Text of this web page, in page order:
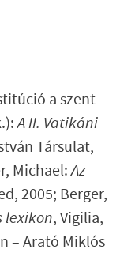
a szent
A II. Vatikáni
Társulat,
Michael:Az
2005; Berger,
lexikon, Vigilia,
– Arató Miklós